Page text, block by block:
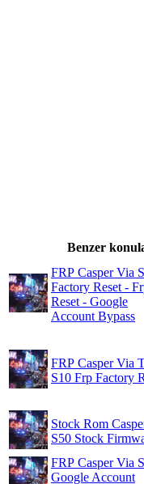
Benzer
FRP Casper Via
Factory Reset -
Reset - Google
Account Bypass
FRP Casper Via
S10 Frp Factory
Stock Rom
S50 Stock
FRP Casper Via
Google Account